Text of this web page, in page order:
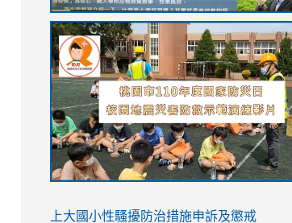
link
to
https://sites.google.com/stes.tyc.edu.tw/
link
to
https://drive.google.com/file/d/
usp=sharing
link
to
https://youtu.be/jJOMVWY3-
8M
link
to
https://drive.google.com/file/d/
usp=sharing
to
to
link
上大國小性騷擾防治措施申訴及懲戒